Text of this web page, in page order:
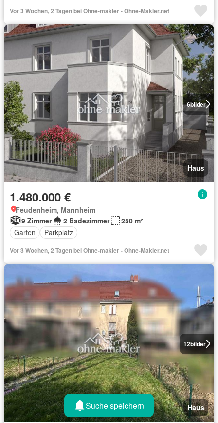
Vor 3 Wochen, 2 Tagen bei Ohne-makler - Ohne-Makler.net
6bilder
Haus
1.480.000 €
Feudenheim, Mannheim
9 Zimmer
2 Badezimmer
250 m²
Garten
Parkplatz
Vor 3 Wochen, 2 Tagen bei Ohne-makler - Ohne-Makler.net
12bilder
Haus
Suche speichern